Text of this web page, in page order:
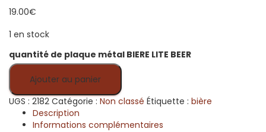
19.00€
1 en stock
quantité de plaque métal BIERE LITE BEER
Ajouter au panier
UGS : 2182 Catégorie : Non classé Étiquette : bière
Description
Informations complémentaires